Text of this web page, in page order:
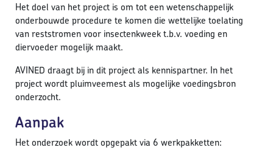
Het doel van het project is om tot een wetenschappelijk
onderbouwde procedure te komen die wettelijke toelating
van reststromen voor insectenkweek t.b.v. voeding en
diervoeder mogelijk maakt.
AVINED draagt bij in dit project als kennispartner. In het
project wordt pluimveemest als mogelijke voedingsbron
onderzocht.
Aanpak
Het onderzoek wordt opgepakt via 6 werkpakketten: